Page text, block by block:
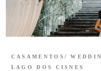
CASAMENTOS/
LAGO DOS CISNES